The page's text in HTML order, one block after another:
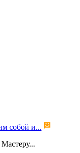
собой и...